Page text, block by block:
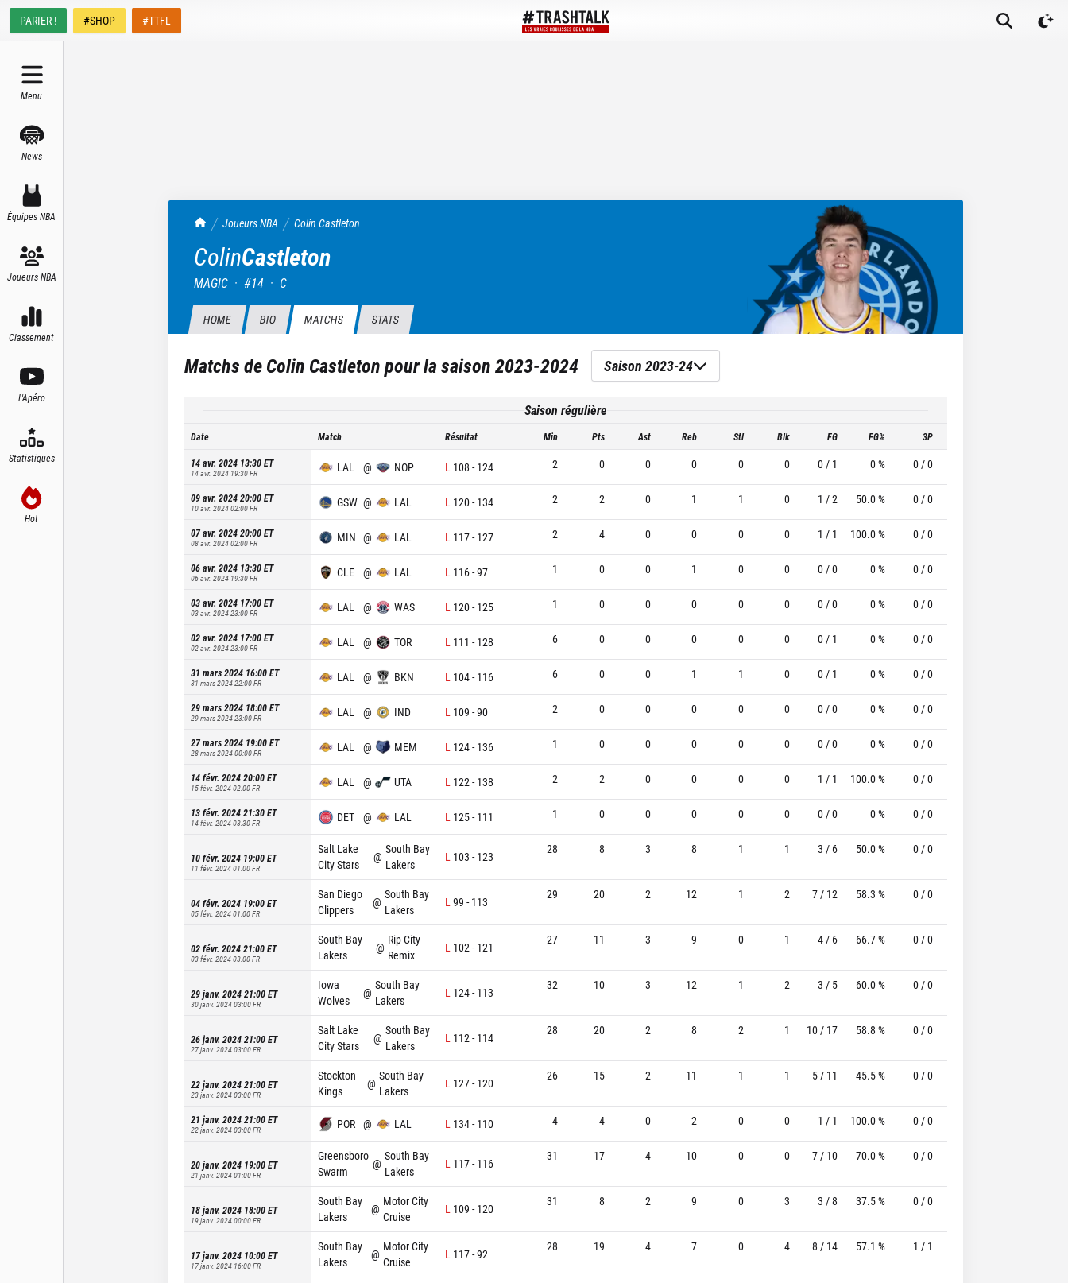
PARIER ! #SHOP #TTFL
Menu
News
Équipes NBA
Joueurs NBA
Classement
L'Apéro
Statistiques
Hot
TrashTalk Actu NBA
Joueurs NBA Colin Castleton
ColinCastleton
MAGIC · #14 · C
HOME BIO MATCHS STATS
Matchs deColin Castletonpour la saison2023-2024 Saison 2023-24
Saison régulière
Date Match Résultat Min Pts Ast Reb Stl Blk FG FG% 3P
14 avr. 2024 13:30ET
14 avr. 2024 19:30FR LAL @ NOP L 108 - 124 2 0 0 0 0 0 0 / 1 0 % 0 / 0
09 avr. 2024 20:00ET
10 avr. 2024 02:00FR GSW @ LAL L 120- 134 2 2 0 1 1 0 1 / 2 50.0 % 0 / 0
07 avr. 2024 20:00ET
08 avr. 2024 02:00FR MIN @ LAL L 117- 127 2 4 0 0 0 0 1 / 1 100.0 % 0 / 0
06 avr. 2024 13:30ET
06 avr. 2024 19:30FR CLE @ LAL L 116-97 1 0 0 1 0 0 0 / 0 0 % 0 / 0
03 avr. 2024 17:00ET
03 avr. 2024 23:00FR LAL @ WAS L 120- 125 1 0 0 0 0 0 0 / 0 0 % 0 / 0
02 avr. 2024 17:00ET
02 avr. 2024 23:00FR LAL @ TOR L 111 - 128 6 0 0 0 0 0 0 / 1 0 % 0 / 0
31 mars 2024 16:00ET
31 mars 2024 22:00FR LAL @ BKN L 104- 116 6 0 0 1 1 0 0 / 1 0 % 0 / 0
29 mars 2024 18:00ET
29 mars 2024 23:00FR LAL @ IND L 109 -90 2 0 0 0 0 0 0 / 0 0 % 0 / 0
27 mars 2024 19:00ET
28 mars 2024 00:00FR LAL @ MEM L 124- 136 1 0 0 0 0 0 0 / 0 0 % 0 / 0
14 févr. 2024 20:00ET
15 févr. 2024 02:00FR LAL @ UTA L 122 - 138 2 2 0 0 0 0 1 / 1 100.0 % 0 / 0
13 févr. 2024 21:30ET
14 févr. 2024 03:30FR DET @ LAL L 125- 111 1 0 0 0 0 0 0 / 0 0 % 0 / 0
10 févr. 2024 19:00ET
11 févr. 2024 01:00FR
Salt Lake
City Stars
@
South Bay
Lakers
L 103 - 123
28 8 3 8 1 1 3 / 6 50.0 % 0 / 0
04 févr. 2024 19:00ET
05 févr. 2024 01:00FR
San Diego
Clippers
@
South Bay
Lakers
L99 - 113
29 20 2 12 1 2 7 / 12 58.3 % 0 / 0
02 févr. 2024 21:00ET
03 févr. 2024 03:00FR
South Bay
Lakers
@
Rip City
Remix
L 102- 121
27 11 3 9 0 1 4 / 6 66.7 % 0 / 0
29 janv. 2024 21:00ET
30 janv. 2024 03:00FR
Iowa
Wolves
@
South Bay
Lakers
L 124- 113
32 10 3 12 1 2 3 / 5 60.0 % 0 / 0
26 janv. 2024 21:00ET
27 janv. 2024 03:00FR
Salt Lake
City Stars
@
South Bay
Lakers
L 112- 114
28 20 2 8 2 1 10 / 17 58.8 % 0 / 0
22 janv. 2024 21:00ET
23 janv. 2024 03:00FR
Stockton
Kings
@
South Bay
Lakers
L 127- 120
26 15 2 11 1 1 5 / 11 45.5 % 0 / 0
21 janv. 2024 21:00ET
22 janv. 2024 03:00FR POR @ LAL L 134- 110 4 4 0 2 0 0 1 / 1 100.0 % 0 / 0
20 janv. 2024 19:00ET
21 janv. 2024 01:00FR
Greensboro
Swarm
@
South Bay
Lakers
L 117- 116
31 17 4 10 0 0 7 / 10 70.0 % 0 / 0
18 janv. 2024 18:00ET
19 janv. 2024 00:00FR
South Bay
Lakers
@
Motor City
Cruise
L 109 - 120
31 8 2 9 0 3 3 / 8 37.5 % 0 / 0
17 janv. 2024 10:00ET
17 janv. 2024 16:00FR
South Bay
Lakers
@
Motor City
Cruise
L 117-92
28 19 4 7 0 4 8 / 14 57.1 % 1 / 1